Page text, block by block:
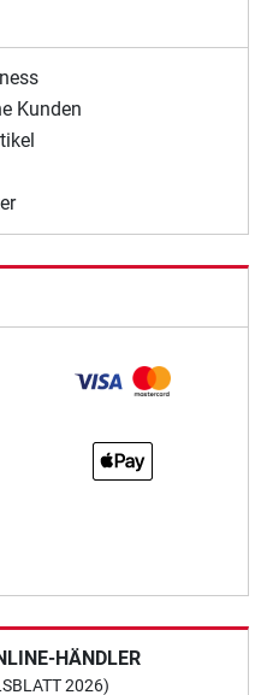
Kunden
HÄNDLER
2026)